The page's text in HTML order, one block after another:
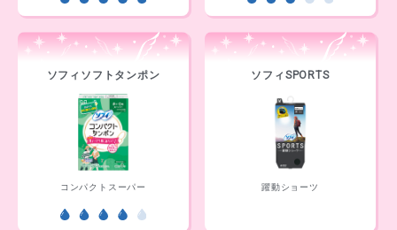
ソフィソフトタンポン
コンパクトスーパー
ソフィSPORTS
躍動ショーツ